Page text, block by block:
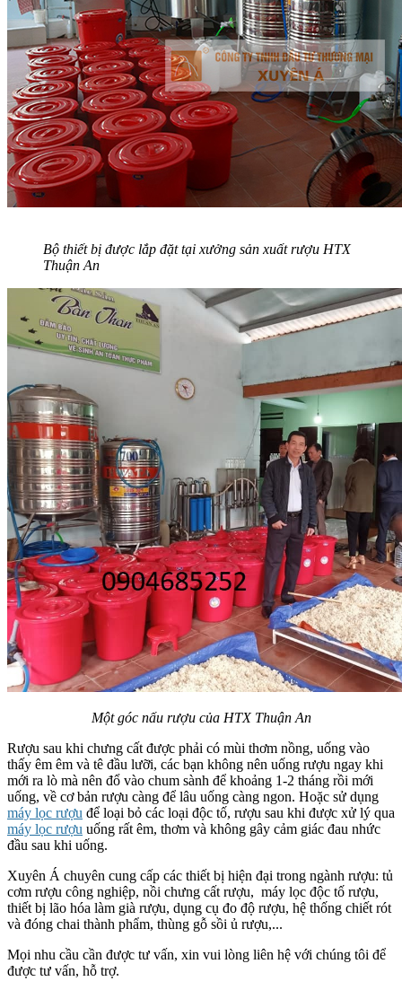
Bộ thiết bị được lắp đặt tại xưởng sản xuất rượu HTX
Thuận An
Một góc nấu rượu của HTX Thuận An
Rượu sau khi chưng cất được phải có mùi thơm nồng, uống vào
thấy êm êm và tê đầu lưỡi, các bạn không nên uống rượu ngay khi
mới ra lò mà nên đổ vào chum sành để khoảng 1-2 tháng rồi mới
uống, về cơ bản rượu càng để lâu uống càng ngon. Hoặc sử dụng
máy lọc rượu để loại bỏ các loại độc tố, rượu sau khi được xử lý qua
máy lọc rượu uống rất êm, thơm và không gây cảm giác đau nhức
đầu sau khi uống.
Xuyên Á chuyên cung cấp các thiết bị hiện đại trong ngành rượu: tủ
cơm rượu công nghiệp, nồi chưng cất rượu, máy lọc độc tố rượu,
thiết bị lão hóa làm già rượu, dụng cụ đo độ rượu, hệ thống chiết rót
và đóng chai thành phẩm, thùng gỗ sồi ủ rượu,...
Mọi nhu cầu cần được tư vấn, xin vui lòng liên hệ với chúng tôi để
được tư vấn, hỗ trợ.